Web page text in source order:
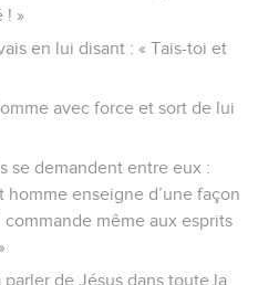
! »
en lui disant : « Tais-toi et
avec force et sort de lui
se demandent entre eux :
homme enseigne d’une façon
même aux esprits
de Jésus dans toute la